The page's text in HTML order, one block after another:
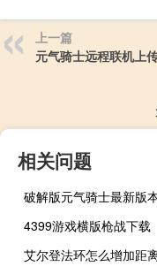
上一篇
元气骑士远程联机上
相关问题
4399游戏横版枪战下载
艾尔登法环怎么增加距